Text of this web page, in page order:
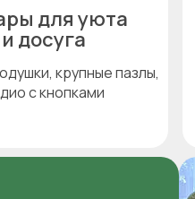
для уюта
и досуга
крупные пазлы,
с кнопками